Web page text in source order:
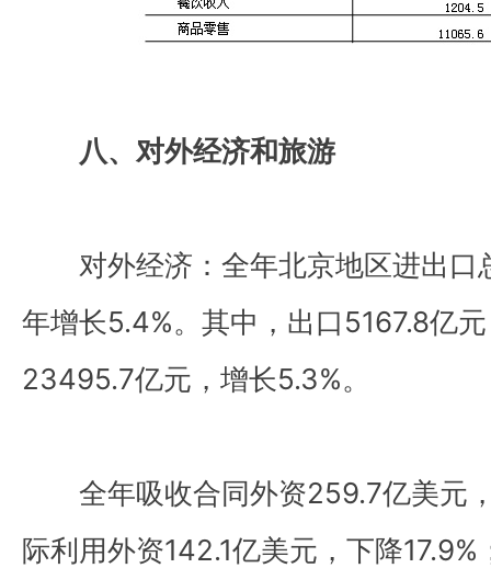
八、对外经济和旅游
对外经济：全年北京地区进出口
年增长5.4%。其中，出口5167.8亿
23495.7亿元，增长5.3%。
全年吸收合同外资259.7亿美元
际利用外资142.1亿美元，下降